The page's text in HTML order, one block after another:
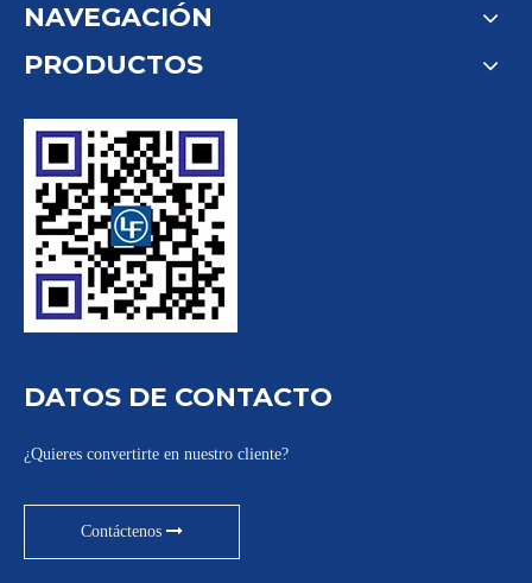
NAVEGACIÓN
PRODUCTOS
DATOS DE CONTACTO
¿Quieres convertirte en nuestro cliente?
Contáctenos